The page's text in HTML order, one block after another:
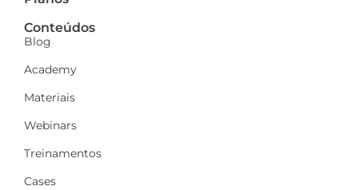
Conteúdos
Blog
Academy
Materiais
Webinars
Treinamentos
Cases